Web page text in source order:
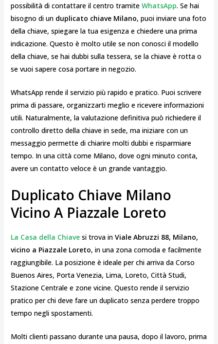
possibilità di contattare il centro tramite WhatsApp. Se hai
bisogno di un duplicato chiave Milano, puoi inviare una foto
della chiave, spiegare la tua esigenza e chiedere una prima
indicazione. Questo è molto utile se non conosci il modello
della chiave, se hai dubbi sulla tessera, se la chiave è rotta o
se vuoi sapere cosa portare in negozio.
WhatsApp rende il servizio più rapido e pratico. Puoi scrivere
prima di passare, organizzarti meglio e ricevere informazioni
utili. Naturalmente, la valutazione definitiva può richiedere il
controllo diretto della chiave in sede, ma iniziare con un
messaggio permette di chiarire molti dubbi e risparmiare
tempo. In una città come Milano, dove ogni minuto conta,
avere un contatto veloce è un grande vantaggio.
Duplicato Chiave Milano
Vicino A Piazzale Loreto
La Casa della Chiavesi trova in Viale Abruzzi 88, Milano,
vicino a Piazzale Loreto, in una zona comoda e facilmente
raggiungibile. La posizione è ideale per chi arriva da Corso
Buenos Aires, Porta Venezia, Lima, Loreto, Città Studi,
Stazione Centrale e zone vicine. Questo rende il servizio
pratico per chi deve fare un duplicato senza perdere troppo
tempo negli spostamenti.
Molti clienti passano durante una pausa, dopo il lavoro, prima